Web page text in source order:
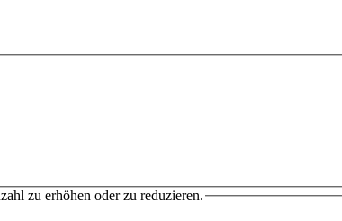
zu erhöhen oder zu reduzieren.